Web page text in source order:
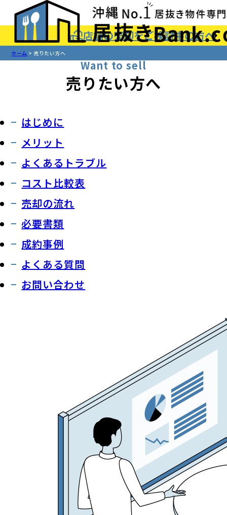
店舗の売却をご検討中の方へ
ホーム 売りたい方へ
Want to sell
売りたい方へ
はじめに
メリット
よくあるトラブル
コスト比較表
売却の流れ
必要書類
成約事例
よくある質問
お問い合わせ